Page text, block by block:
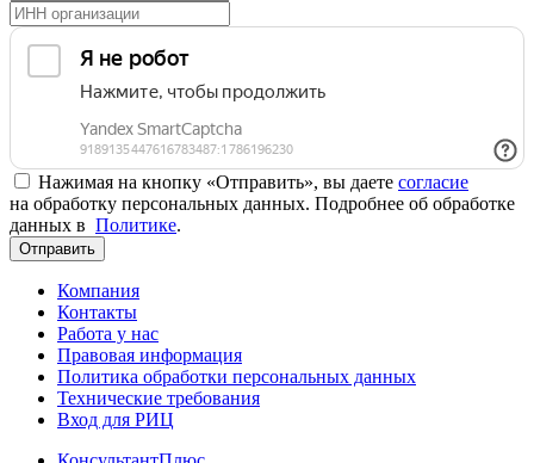
Нажимая на кнопку «Отправить», вы даете согласие
на обработку персональных данных. Подробнее об обработке
данных в Политике.
Отправить
Компания
Контакты
Работа у нас
Правовая информация
Политика обработки персональных данных
Технические требования
Вход для РИЦ